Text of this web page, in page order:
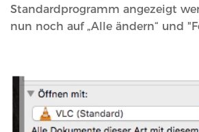
Standardprogramm angezeigt
nun noch auf „Alle ändern“ und